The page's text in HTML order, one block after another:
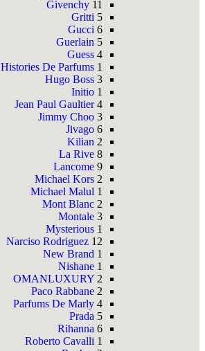
Givenchy 11
Gritti 5
Gucci 6
Guerlain 5
Guess 4
Histories De Parfums 1
Hugo Boss 3
Initio 1
Jean Paul Gaultier 4
Jimmy Choo 3
Jivago 6
Kilian 2
La Rive 8
Lancome 9
Michael Kors 2
Michael Malul 1
Mont Blanc 2
Montale 3
Mysterious 1
Narciso Rodriguez 12
New Brand 1
Nishane 1
OMANLUXURY 2
Paco Rabbane 2
Parfums De Marly 4
Prada 5
Rihanna 6
Roberto Cavalli 1